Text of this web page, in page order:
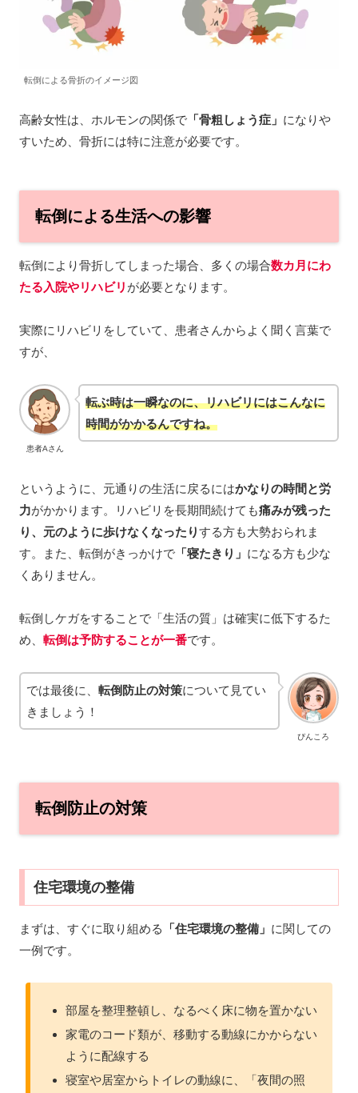
転倒による骨折のイメージ図
高齢女性は、ホルモンの関係で 「骨粗しょう症」 になりや
すいため、骨折には特に注意が必要です。
転倒による生活への影響
転倒により骨折してしまった場合、多くの場合数カ月にわ
たる 入院やリハビリ が必要となります。
実際にリハビリをしていて、患者さんからよく聞く言葉で
すが、
患者Aさん
転ぶ時は一瞬なのに、リハビリにはこんなに
時間がかかるんですね。
というように、元通りの生活に戻るにはかなりの時間と労
力がかかります。リハビリを長期間続けても痛みが残った
り、元のように歩けなくなったりする方も大勢おられま
す。また、転倒がきっかけで 「寝たきり」 になる方も少な
くありません。
転倒しケガをすることで「生活の質」は確実に低下するた
め、 転倒は予防することが一番です。
ぴんころ
では最後に、 転倒防止の対策について見てい
きましょう！
転倒防止の対策
住宅環境の整備
まずは、すぐに取り組める 「住宅環境の整備」 に関しての
一例です。
部屋を整理整頓し、なるべく床に物を置かない
家電のコード類が、移動する動線にかからない
ように配線する
寝室や居室からトイレの動線に、「夜間の照